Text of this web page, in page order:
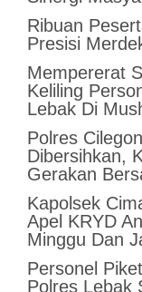
Ribuan
Presisi
Mempererat
Keliling
Lebak Di
Polres
Dibersihkan,
Gerakan
Kapolsek
Apel KRYD
Minggu Dan
Personel
Polres Lebak